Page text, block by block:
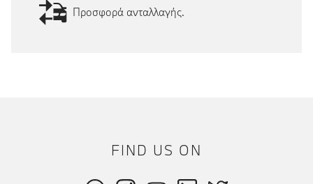
Προσφορά ανταλλαγής.
FIND US ON